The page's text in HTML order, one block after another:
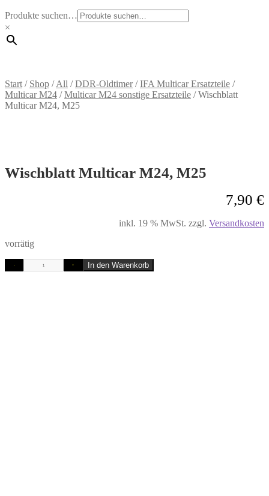
Produkte suchen…
×
Start / Shop /All /DDR-Oldtimer/IFA Multicar Ersatzteile /
Multicar M24 /Multicar M24 sonstige Ersatzteile /Wischblatt
Multicar M24, M25
Wischblatt Multicar M24, M25
7,90 €
inkl. 19 % MwSt. zzgl. Versandkosten
vorrätig
- + In den Warenkorb